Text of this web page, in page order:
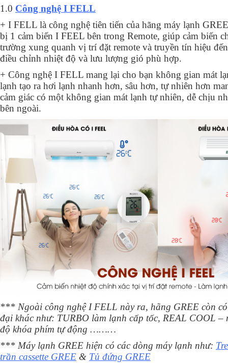
1.0 Công nghệ I FELL
+ I FELL là công nghệ tiên tiến của hãng máy lạnh
bị 1 cảm biến I FEEL bên trong Remote, giúp cảm biến
trường xung quanh vị trí đặt remote và truyền tín hiệu
điều chỉnh nhiệt độ và lưu lượng gió phù hợp.
+ Công nghệ I FELL mang lại cho bạn không gian mát
lạnh tạo ra hơi lạnh nhanh hơn, sâu hơn, tự nhiên hơn
cảm giác có một không gian mát lạnh tự nhiên, dễ chịu
bên ngoài.
*** Ngoài công nghệ I FELL này ra, hãng GREE còn
đại khác như: TURBO làm lạnh cấp tốc, REAL COOL –
độ khóa phím tự động ………
*** Máy lạnh GREE hiện có các dòng máy lạnh như:
trần cassette GREE & Tủ đứng GREE